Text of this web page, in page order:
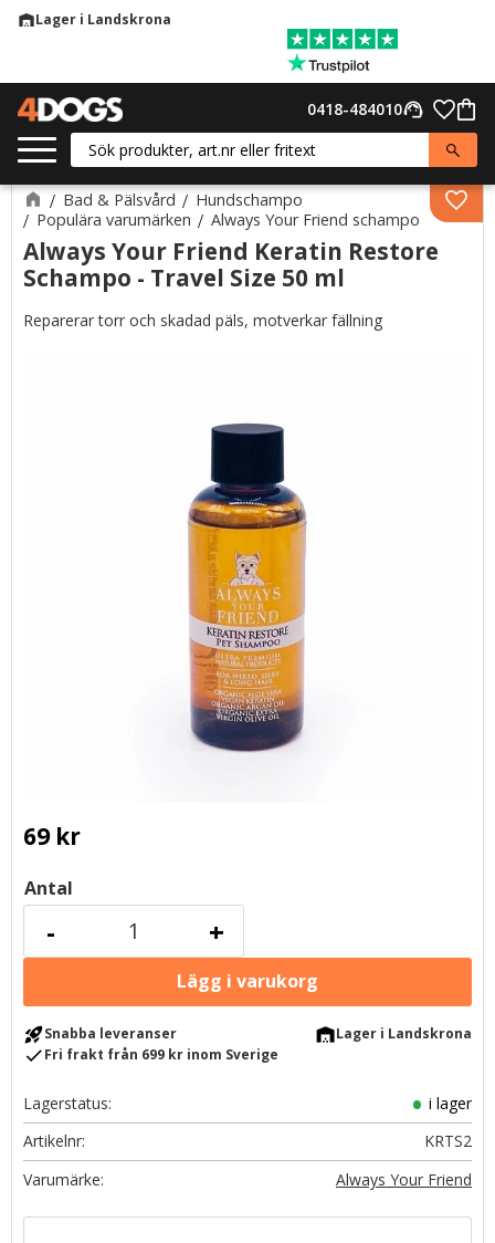
warehouseLager i Landskrona
support_agent
0418-484010
Bad & Pälsvård
Hundschampo
Populära varumärken
Always Your Friend schampo
Always Your Friend Keratin Restore
Schampo - Travel Size 50 ml
Reparerar torr och skadad päls, motverkar fällning
69kr
Antal
+
-
rocket_launchSnabba leveranser warehouseLager i Landskrona
checkFri frakt från 699 kr inom Sverige
Lagerstatus
i lager
Artikelnr
KRTS2
Always Your Friend